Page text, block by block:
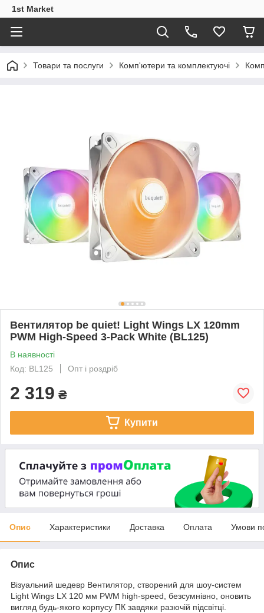
1st Market
Товари та послуги Комп'ютери та комплектуючі
Вентилятор be quiet! Light Wings LX 120mm
PWM High-Speed 3-Pack White (BL125)
В наявності
Код: BL125
Опт і роздріб
2 319 ₴
Купити
Опис Характеристики Доставка Оплата Умови
Опис
Візуальний шедевр Вентилятор, створений для шоу-систем
Light Wings LX 120 мм PWM high-speed, безсумнівно, оновить
вигляд будь-якого корпусу ПК завдяки разючій підсвітці.